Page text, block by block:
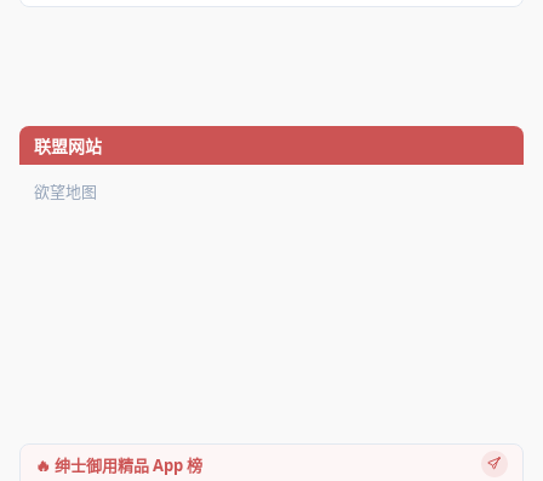
联盟网站
欲望地图
🔥 绅士御用精品 App 榜